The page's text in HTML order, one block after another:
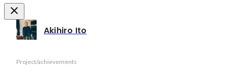
Akihiro Ito
Project/achievements